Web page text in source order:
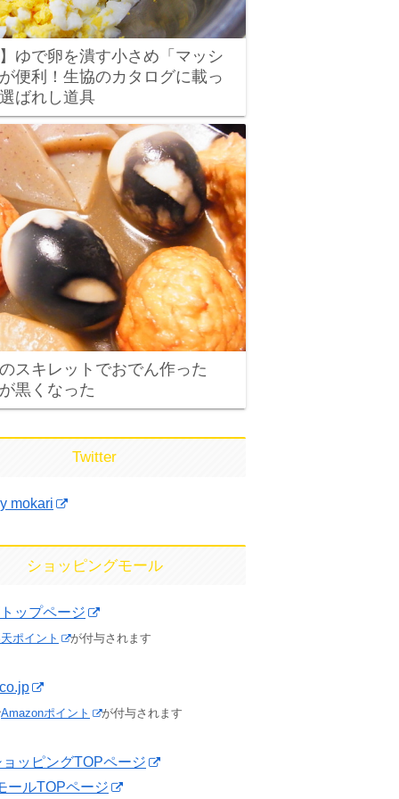
】ゆで卵を潰す小さめ「マッシ
便利！生協のカタログに載っ
ばれし道具
スキレットでおでん作った
黒くなった
Twitter
mokari
ショッピングモール
ップページ
ポイント が付与されます
Amazonポイント が付与されます
ッピングTOPページ
ールTOPページ